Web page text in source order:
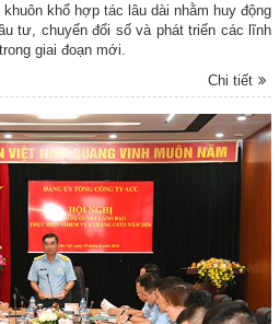
khổ hợp tác lâu dài nhằm huy động
tư, chuyển đổi số và phát triển các lĩnh
giai đoạn mới.
Chi tiết